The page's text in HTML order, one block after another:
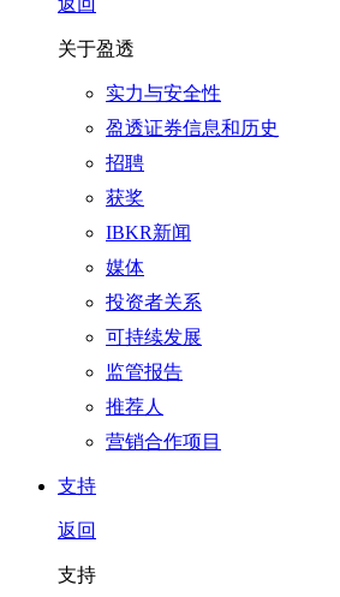
返回
关于盈透
实力与安全性
盈透证券信息和历史
招聘
获奖
IBKR新闻
媒体
投资者关系
可持续发展
监管报告
推荐人
营销合作项目
支持
返回
支持